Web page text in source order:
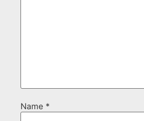
Name *